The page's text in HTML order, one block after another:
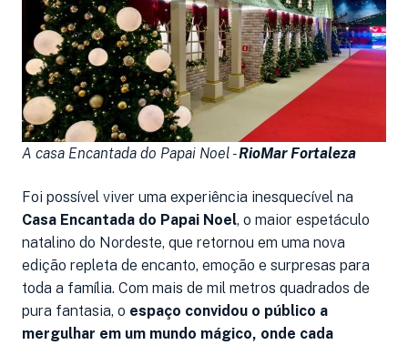
A casa Encantada do Papai Noel -RioMar Fortaleza
Foi possível viver uma experiência inesquecível na
Casa Encantada do Papai Noel, o maior espetáculo
natalino do Nordeste, que retornou em uma nova
edição repleta de encanto, emoção e surpresas para
toda a família. Com mais de mil metros quadrados de
pura fantasia, o espaço convidou o público a
mergulhar em um mundo mágico, onde cada